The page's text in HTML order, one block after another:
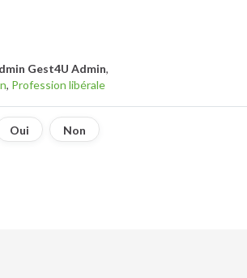
Gest4U Admin,
, Profession libérale
Oui Non